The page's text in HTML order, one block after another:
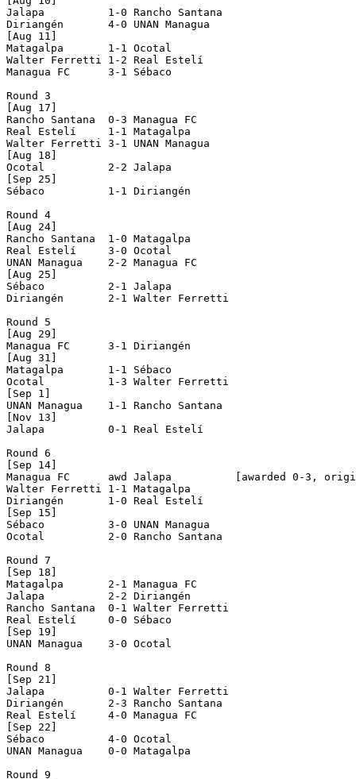
Jalapa          1-0 Rancho Santana
Diriangén       4-0 UNAN Managua
[Aug 11]
Matagalpa       1-1 Ocotal
Walter Ferretti 1-2 Real Estelí
Managua FC      3-1 Sébaco
Round 3
[Aug 17]
Rancho Santana  0-3 Managua FC
Real Estelí     1-1 Matagalpa
Walter Ferretti 3-1 UNAN Managua
[Aug 18]
Ocotal          2-2 Jalapa
[Sep 25]
Sébaco          1-1 Diriangén
Round 4
[Aug 24]
Rancho Santana  1-0 Matagalpa
Real Estelí     3-0 Ocotal
UNAN Managua    2-2 Managua FC
[Aug 25]
Sébaco          2-1 Jalapa
Diriangén       2-1 Walter Ferretti
Round 5
[Aug 29]
Managua FC      3-1 Diriangén
[Aug 31]
Matagalpa       1-1 Sébaco
Ocotal          1-3 Walter Ferretti
[Sep 1]
UNAN Managua    1-1 Rancho Santana
[Nov 13]
Jalapa          0-1 Real Estelí
Round 6
[Sep 14]
Managua FC      awd Jalapa          [awarded 0-3,
Walter Ferretti 1-1 Matagalpa
Diriangén       1-0 Real Estelí
[Sep 15]
Sébaco          3-0 UNAN Managua
Ocotal          2-0 Rancho Santana
Round 7
[Sep 18]
Matagalpa       2-1 Managua FC
Jalapa          2-2 Diriangén
Rancho Santana  0-1 Walter Ferretti
Real Estelí     0-0 Sébaco
[Sep 19]
UNAN Managua    3-0 Ocotal
Round 8
[Sep 21]
Jalapa          0-1 Walter Ferretti
Diriangén       2-3 Rancho Santana
Real Estelí     4-0 Managua FC
[Sep 22]
Sébaco          4-0 Ocotal
UNAN Managua    0-0 Matagalpa
Round 9